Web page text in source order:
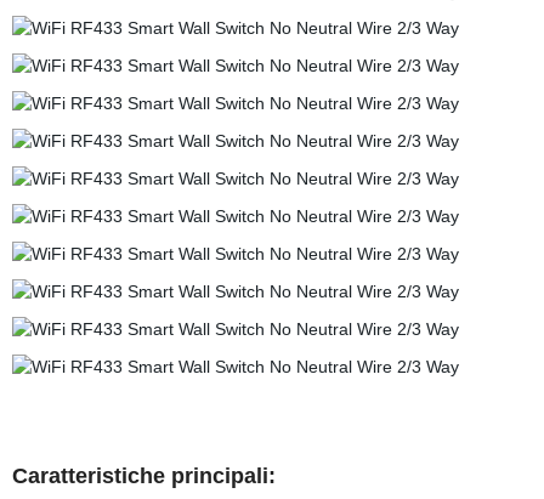
Caratteristiche principali: